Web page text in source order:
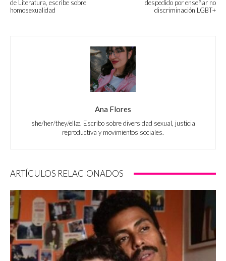
de Literatura, escribe sobre
homosexualidad
despedido por enseñar no
discriminación LGBT+
Ana Flores
she/her/they/ellæ. Escribo sobre diversidad sexual, justicia
reproductiva y movimientos sociales.
ARTÍCULOS RELACIONADOS